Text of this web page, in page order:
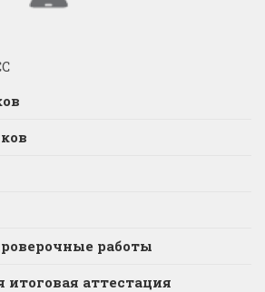
работы
итоговая аттестация